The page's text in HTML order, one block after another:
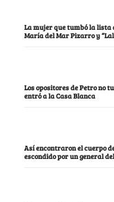
La mujer que tumbó la lista
María del Mar Pizarro y
Los opositores de Petro no
entró a la Casa Blanca
Así encontraron el cuerpo
escondido por un general